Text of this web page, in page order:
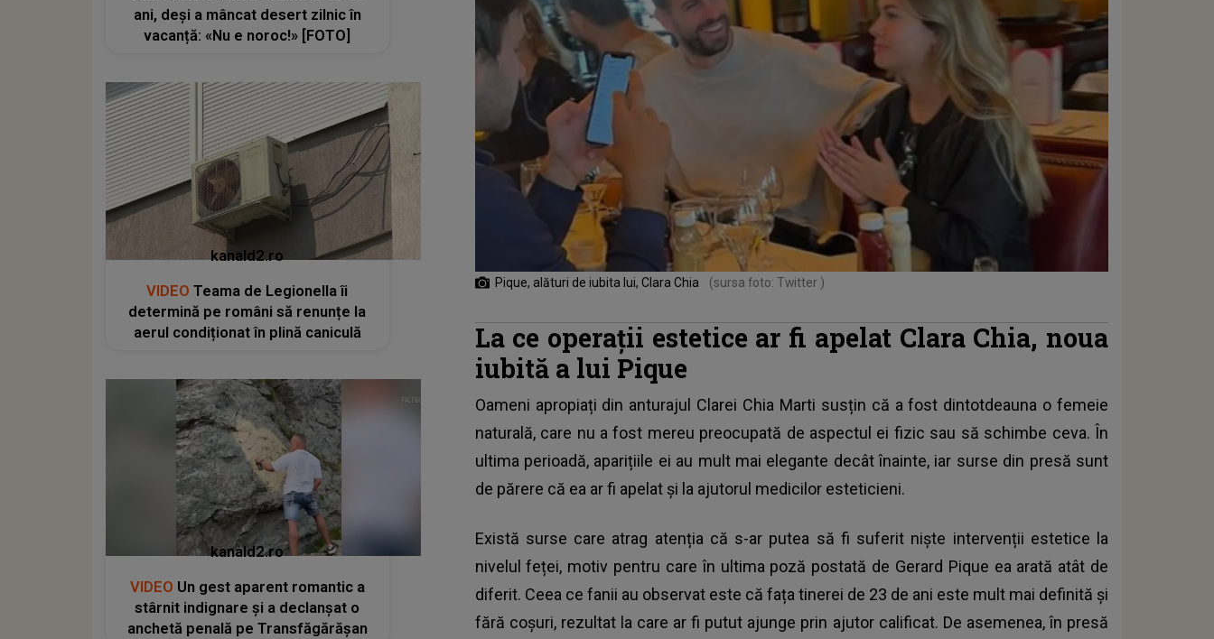
Pique, alături de iubita lui, Clara Chia (sursa foto: Twitter )
La ce operații estetice ar fi apelat Clara Chia, noua
iubită a lui Pique
Oameni apropiați din anturajul Clarei Chia Marti susțin că a fost dintotdeauna o femeie
naturală, care nu a fost mereu preocupată de aspectul ei fizic sau să schimbe ceva. În
ultima perioadă, aparițiile ei au mult mai elegante decât înainte, iar surse din presă sunt
de părere că ea ar fi apelat și la ajutorul medicilor esteticieni.
Există surse care atrag atenția că s-ar putea să fi suferit niște intervenții estetice la
nivelul feței, motiv pentru care în ultima poză postată de Gerard Pique ea arată atât de
diferit. Ceea ce fanii au observat este că fața tinerei de 23 de ani este mult mai definită și
fără coșuri, rezultat la care ar fi putut ajunge prin ajutor calificat. De asemenea, în presă
ani, deși a mâncat desert zilnic în
vacanță: «Nu e noroc!» [FOTO]
kanald2.ro
VIDEO Teama de Legionella îi
determină pe români să renunțe la
aerul condiționat în plină caniculă
kanald2.ro
VIDEO Un gest aparent romantic a
stârnit indignare și a declanșat o
anchetă penală pe Transfăgărășan